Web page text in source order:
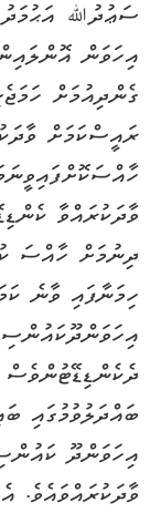
ސަޢުދުﷲ
އިހަވަން
ގެންދިއުމަށް
ރައީސްކަމަށް
ވާދަކުރައްވާ
ދިނުމަށް ހާއްސަ
ހިމަނާފައި ވާނެ
ދެކެންޑިޑޭޓުންވެސް
ބައްދަލުވުމުގައި
ވާދަކުރައްވައެވެ.